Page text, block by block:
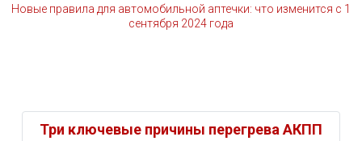
Новые правила для автомобильной аптечки: что изменится с 1
сентября 2024 года
Три ключевые причины перегрева АКПП